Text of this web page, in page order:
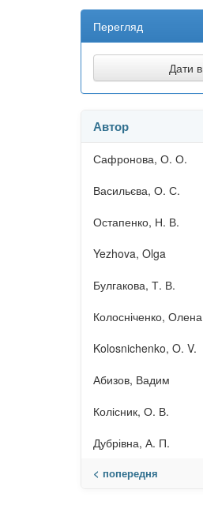
Перегляд
Автор
Сафронова, О. О.
Васильєва, О. С.
Остапенко, Н. В.
Yezhova, Olga
Булгакова, Т. В.
Колосніченко, Олена
Kolosnichenko, O. V.
Абизов, Вадим
Колісник, О. В.
Дубрівна, А. П.
< попередня